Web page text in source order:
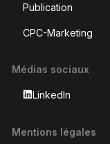
Publication
CPC-Marketing
Médias sociaux
LinkedIn
Mentions légales